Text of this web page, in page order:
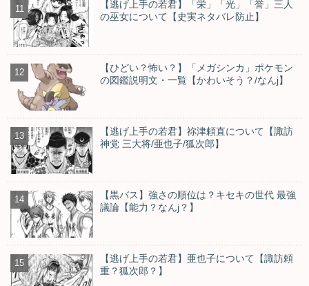
【逃げ上手の若君】「栄」「光」「誉」三人
の巫女について【史実ネタバレ防止】
【ひどい？怖い？】「メガシンカ」ポケモン
の図鑑説明文・一覧【かわいそう？/なんj】
【逃げ上手の若君】祢津頼直について【諏訪
神党 三大将/亜也子/狐次郎】
【黒バス】強さの順位は？キセキの世代 最強
議論【能力？なんj？】
【逃げ上手の若君】亜也子について【諏訪頼
重？狐次郎？】